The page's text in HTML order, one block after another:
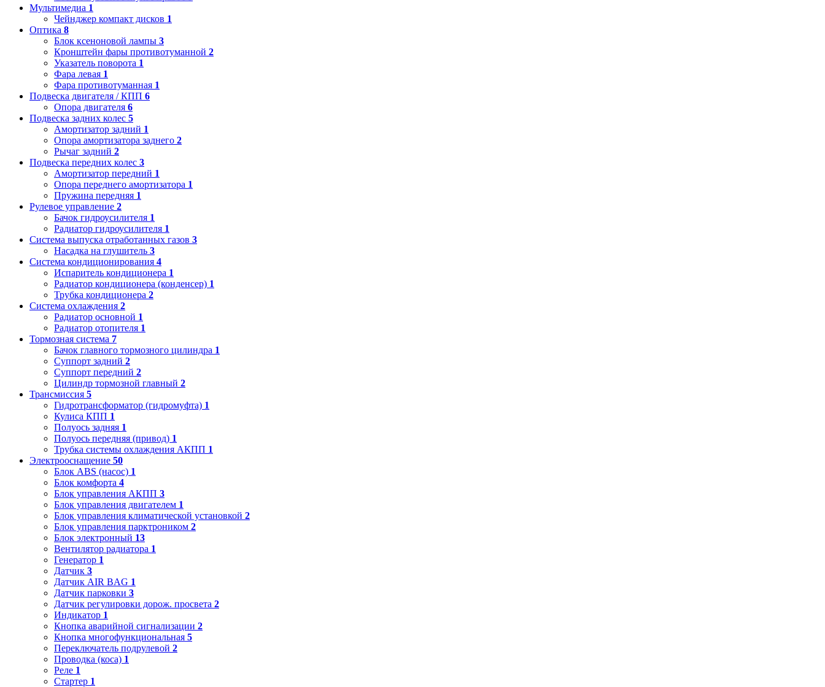
Мультимедиа 1
Чейнджер компакт дисков 1
Оптика 8
Блок ксеноновой лампы 3
Кронштейн фары противотуманной 2
Указатель поворота 1
Фара левая 1
Фара противотуманная 1
Подвеска двигателя / КПП 6
Опора двигателя 6
Подвеска задних колес 5
Амортизатор задний 1
Опора амортизатора заднего 2
Рычаг задний 2
Подвеска передних колес 3
Амортизатор передний 1
Опора переднего амортизатора 1
Пружина передняя 1
Рулевое управление 2
Бачок гидроусилителя 1
Радиатор гидроусилителя 1
Система выпуска отработанных газов 3
Насадка на глушитель 3
Система кондиционирования 4
Испаритель кондиционера 1
Радиатор кондиционера (конденсер) 1
Трубка кондиционера 2
Система охлаждения 2
Радиатор основной 1
Радиатор отопителя 1
Тормозная система 7
Бачок главного тормозного цилиндра 1
Суппорт задний 2
Суппорт передний 2
Цилиндр тормозной главный 2
Трансмиссия 5
Гидротрансформатор (гидромуфта) 1
Кулиса КПП 1
Полуось задняя 1
Полуось передняя (привод) 1
Трубка системы охлаждения АКПП 1
Электрооснащение 50
Блок ABS (насос) 1
Блок комфорта 4
Блок управления АКПП 3
Блок управления двигателем 1
Блок управления климатической установкой 2
Блок управления парктроником 2
Блок электронный 13
Вентилятор радиатора 1
Генератор 1
Датчик 3
Датчик AIR BAG 1
Датчик парковки 3
Датчик регулировки дорож. просвета 2
Индикатор 1
Кнопка аварийной сигнализации 2
Кнопка многофункциональная 5
Переключатель подрулевой 2
Проводка (коса) 1
Реле 1
Стартер 1